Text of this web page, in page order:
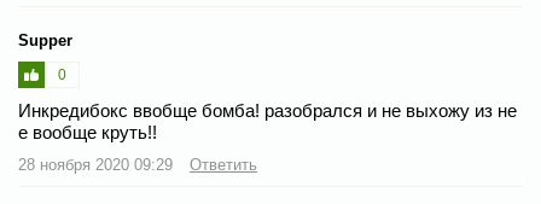
Supper
0
Инкредибокс ввобще бомба! разобрался и не выхожу из не
е вообще круть!!
28 ноября 2020 09:29 Ответить